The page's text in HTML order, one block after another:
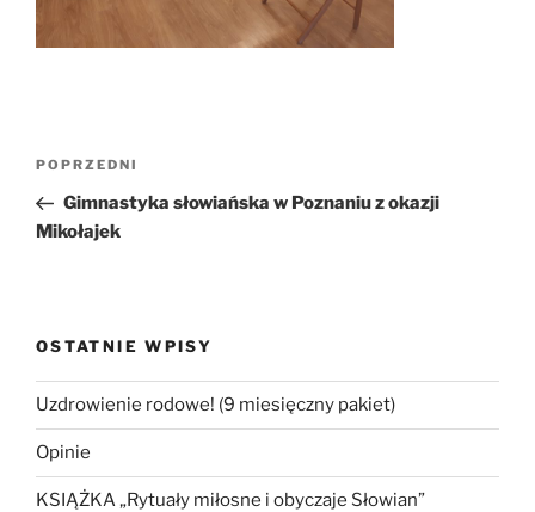
Nawigacja
Poprzedni
wpis
POPRZEDNI
Gimnastyka słowiańska w Poznaniu z okazji
Mikołajek
OSTATNIE WPISY
Uzdrowienie rodowe! (9 miesięczny pakiet)
Opinie
KSIĄŻKA „Rytuały miłosne i obyczaje Słowian”